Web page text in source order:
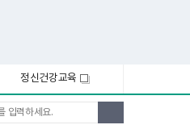
정신건강교육 새
창
색